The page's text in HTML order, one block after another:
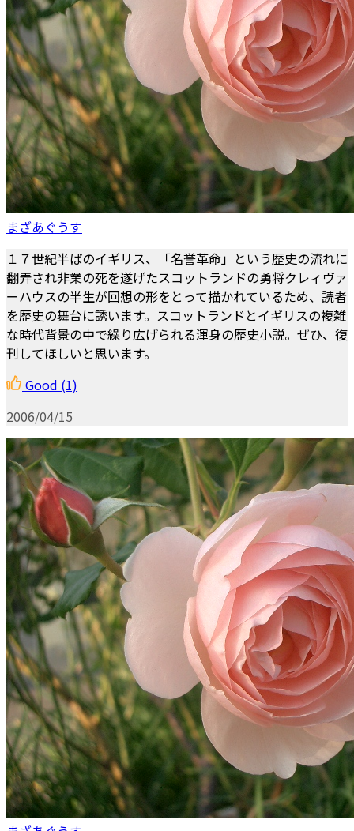
まざあぐうす
１７世紀半ばのイギリス、「名誉革命」という歴史の流れに
翻弄され非業の死を遂げたスコットランドの勇将クレィヴァ
ーハウスの半生が回想の形をとって描かれているため、読者
を歴史の舞台に誘います。スコットランドとイギリスの複雑
な時代背景の中で繰り広げられる渾身の歴史小説。ぜひ、復
刊してほしいと思います。
Good (1)
2006/04/15